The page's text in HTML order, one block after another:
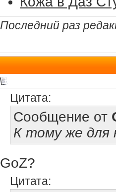
Последний раз
Цитата:
Сообщение от
К тому же для
GoZ?
Цитата: